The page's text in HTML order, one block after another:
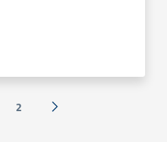
2 Successiva »